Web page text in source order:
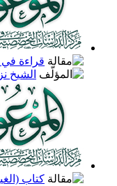
قراءة في
الشيخ
كتاب